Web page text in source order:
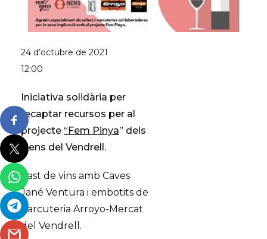
Iniciativa solidària per
recaptar recursos per al
projecte “Fem Pinya” dels
Nens del Vendrell.
Tast de vins amb Caves
Jané Ventura i embotits de
Xarcuteria Arroyo-Mercat
del Vendrell.
24 d’octubre de 2021
12:00